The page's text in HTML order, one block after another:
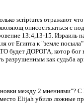
scriptures отражают
онисостязаться с
13:4,13-15. Израиль
от Египта к "земле
будет ДОРОГА, котор бог
как судьба
между 2 мнениями"? С
Elijah убило ложные